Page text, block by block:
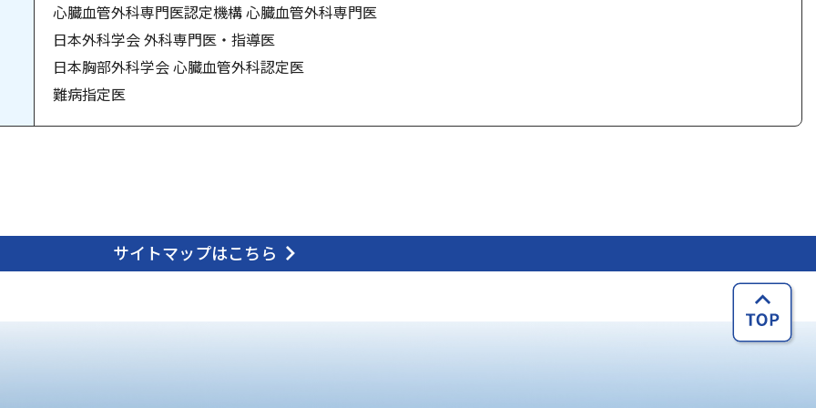
心臓血管外科専門医認定機構 心臓血管外科専門医
日本外科学会 外科専門医・指導医
日本胸部外科学会 心臓血管外科認定医
難病指定医
サイトマップはこちら